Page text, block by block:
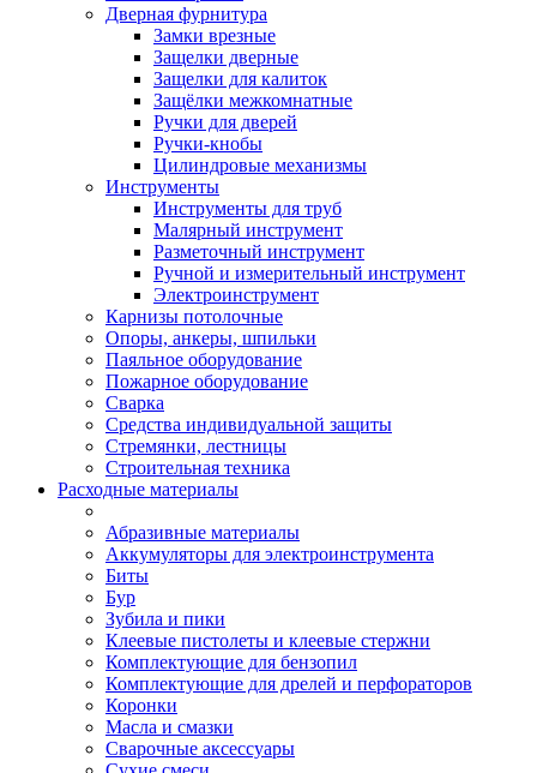
Дверная фурнитура
Замки врезные
Защелки дверные
Защелки для калиток
Защёлки межкомнатные
Ручки для дверей
Ручки-кнобы
Цилиндровые механизмы
Инструменты
Инструменты для труб
Малярный инструмент
Разметочный инструмент
Ручной и измерительный инструмент
Электроинструмент
Карнизы потолочные
Опоры, анкеры, шпильки
Паяльное оборудование
Пожарное оборудование
Сварка
Средства индивидуальной защиты
Стремянки, лестницы
Строительная техника
Расходные материалы
Абразивные материалы
Аккумуляторы для электроинструмента
Биты
Бур
Зубила и пики
Клеевые пистолеты и клеевые стержни
Комплектующие для бензопил
Комплектующие для дрелей и перфораторов
Коронки
Масла и смазки
Сварочные аксессуары